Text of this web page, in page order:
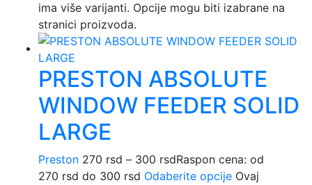
ima više varijanti. Opcije mogu biti izabrane na
stranici proizvoda.
PRESTON ABSOLUTE
WINDOW FEEDER SOLID
LARGE
Preston 270 rsd – 300 rsdRaspon cena: od
270 rsd do 300 rsd Odaberite opcije Ovaj